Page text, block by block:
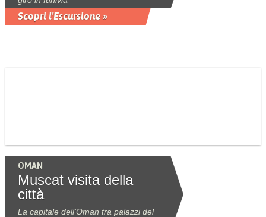
Scopri l'Escursione »
OMAN
Muscat visita della
città
La capitale dell'Oman tra palazzi del